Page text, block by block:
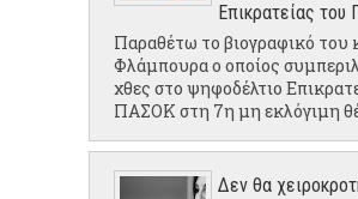
Επικρατείας
Παραθέτω το βιογραφικό του
Φλάμπουρα ο οποίος
χθες στο ψηφοδέλτιο
ΠΑΣΟΚ στη 7η μη εκλόγιμη
Δεν θα